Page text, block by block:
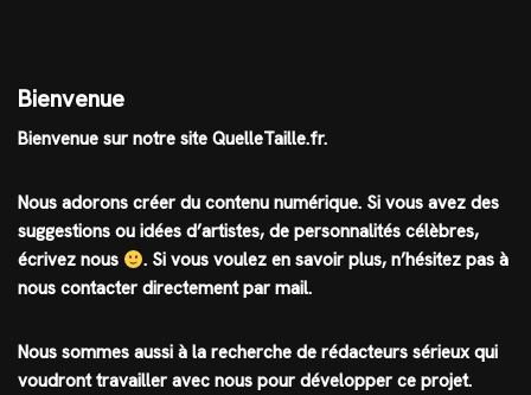
Bienvenue
Bienvenue sur notre site QuelleTaille.fr.
Nous adorons créer du contenu numérique. Si vous avez des
suggestions ou idées d’artistes, de personnalités célèbres,
écrivez nous
. Si vous voulez en savoir plus, n’hésitez pas à
nous contacter directement par mail.
Nous sommes aussi à la recherche de rédacteurs sérieux qui
voudront travailler avec nous pour développer ce projet.